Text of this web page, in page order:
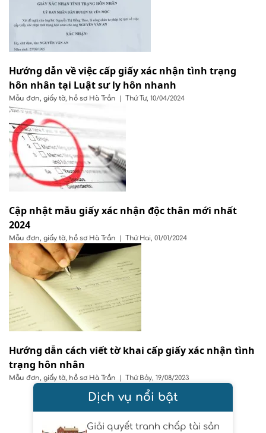
Hướng dẫn về việc cấp giấy xác nhận tình trạng
hôn nhân tại Luật sư ly hôn nhanh
Mẫu đơn, giấy tờ, hồ sơ Hà Trần | Thứ Tư, 10/04/2024
Cập nhật mẫu giấy xác nhận độc thân mới nhất
2024
Mẫu đơn, giấy tờ, hồ sơ Hà Trần | Thứ Hai, 01/01/2024
Hướng dẫn cách viết tờ khai cấp giấy xác nhận tình
trạng hôn nhân
Mẫu đơn, giấy tờ, hồ sơ Hà Trần | Thứ Bảy, 19/08/2023
Dịch vụ nổi bật
Giải quyết tranh chấp tài sản